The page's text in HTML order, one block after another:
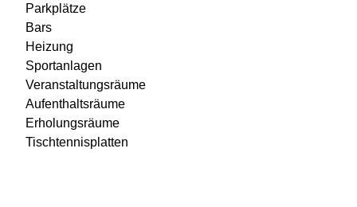
Parkplätze
Bars
Heizung
Sportanlagen
Veranstaltungsräume
Aufenthaltsräume
Erholungsräume
Tischtennisplatten